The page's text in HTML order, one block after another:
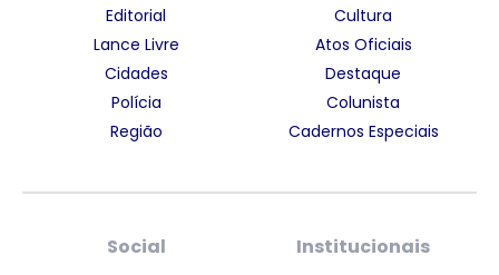
Editorial
Lance Livre
Cidades
Polícia
Região
Cultura
Atos Oficiais
Destaque
Colunista
Cadernos Especiais
Social Institucionais